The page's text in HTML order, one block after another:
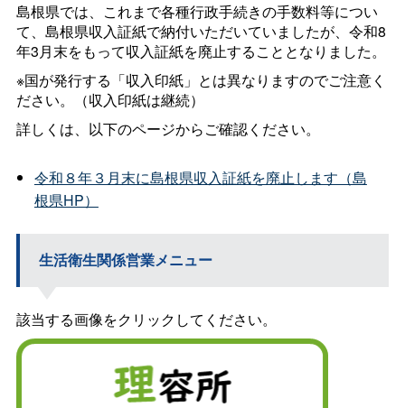
島根県では、これまで各種行政手続きの手数料等につい
て、島根県収入証紙で納付いただいていましたが、令和8
年3月末をもって収入証紙を廃止することとなりました。
※国が発行する「収入印紙」とは異なりますのでご注意く
ださい。（収入印紙は継続）
詳しくは、以下のページからご確認ください。
令和８年３月末に島根県収入証紙を廃止します（島
根県HP）
生活衛生関係営業メニュー
該当する画像をクリックしてください。